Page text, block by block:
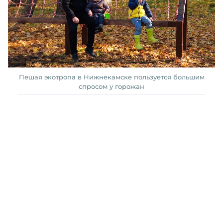
Пешая экотропа в Нижнекамске пользуется большим
спросом у горожан